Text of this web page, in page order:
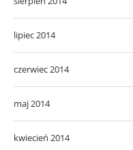
lipiec 2014
czerwiec 2014
maj 2014
kwiecień 2014